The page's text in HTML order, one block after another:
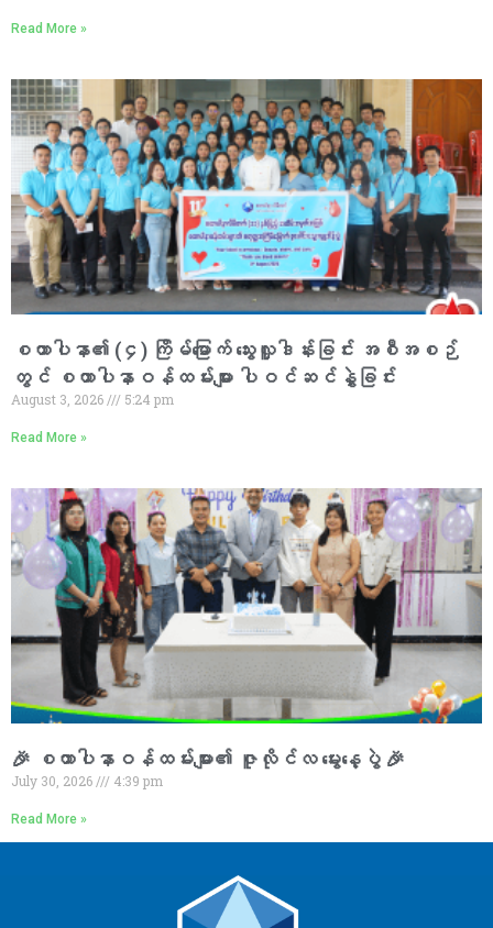
Read More »
စထာပါနာ၏ (၄) ကြိမ်မြောက် သွေးလှူဒါန်းခြင်း အစီအစဉ်
တွင် စထာပါနာဝန်ထမ်းများ ပါဝင်ဆင်နွှဲခြင်း
August 3, 2026 5:24 pm
Read More »
🎉 စထာပါနာဝန်ထမ်းများ၏ ဇူလိုင်လ မွေးနေ့ပွဲ 🎉
July 30, 2026 4:39 pm
Read More »